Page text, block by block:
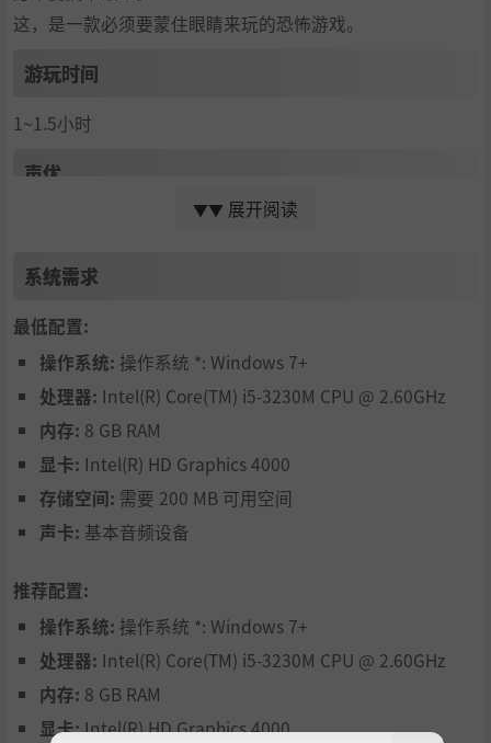
这，是一款必须要蒙住眼睛来玩的恐怖游戏。
游玩时间
1~1.5小时
声优
游玩环境
《障目》是一款依靠声音前往终点，必须蒙住眼睛游玩的
音频恐怖游戏。请务必戴上耳机，蒙眼游玩。
用鼠标控制移动
本游戏可以仅使用鼠标来操控。左右移动鼠标来控制方向
变化，摸索声音从哪个方向传来，然后按左键即可前进。
依靠声音前进
一旦被足音大人追上就会Game Over。依靠声音来完成
这场仪式吧。
本游戏无画面呈现，但会通过多种音效引导玩家进行操作。
本游戏不含Jumpscare元素，即使不擅长恐怖题材的玩家也
▼▼ 展开阅读
系统需求
最低配置:
操作系统: 操作系统 *: Windows 7+
处理器: Intel(R) Core(TM) i5-3230M CPU @ 2.60GHz
内存: 8 GB RAM
显卡: Intel(R) HD Graphics 4000
存储空间: 需要 200 MB 可用空间
声卡: 基本音频设备
推荐配置:
操作系统: 操作系统 *: Windows 7+
处理器: Intel(R) Core(TM) i5-3230M CPU @ 2.60GHz
内存: 8 GB RAM
显卡:Intel(R) HD Graphics 4000